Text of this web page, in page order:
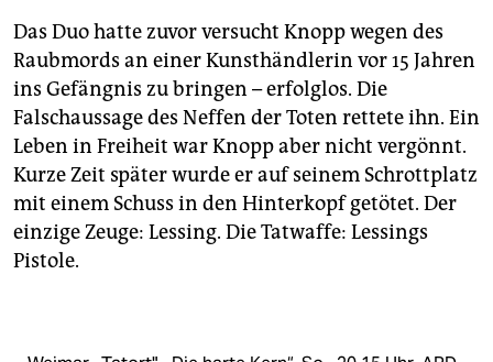
Das Duo hatte zuvor versucht Knopp wegen des
Raubmords an einer Kunsthändlerin vor 15 Jahren
ins Gefängnis zu bringen – erfolglos. Die
Falschaussage des Neffen der Toten rettete ihn. Ein
Leben in Freiheit war Knopp aber nicht vergönnt.
Kurze Zeit später wurde er auf seinem Schrottplatz
mit einem Schuss in den Hinterkopf getötet. Der
einzige Zeuge: Lessing. Die Tatwaffe: Lessings
Pistole.